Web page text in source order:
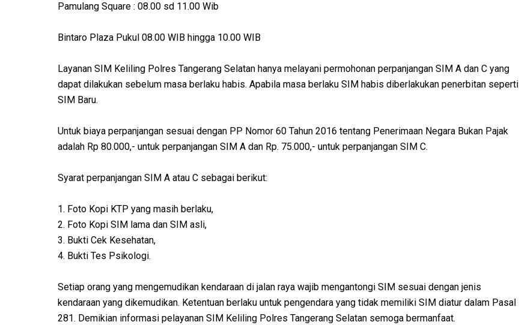
Pamulang Square : 08.00 sd 11.00 Wib
Bintaro Plaza Pukul 08.00 WIB hingga 10.00 WIB
Layanan SIM Keliling Polres Tangerang Selatan hanya melayani permohonan perpanjangan SIM A dan C yang
dapat dilakukan sebelum masa berlaku habis. Apabila masa berlaku SIM habis diberlakukan penerbitan seperti
SIM Baru.
Untuk biaya perpanjangan sesuai dengan PP Nomor 60 Tahun 2016 tentang Penerimaan Negara Bukan Pajak
adalah Rp 80.000,- untuk perpanjangan SIM A dan Rp. 75.000,- untuk perpanjangan SIM C.
Syarat perpanjangan SIM A atau C sebagai berikut:
1. Foto Kopi KTP yang masih berlaku,
2. Foto Kopi SIM lama dan SIM asli,
3. Bukti Cek Kesehatan,
4. Bukti Tes Psikologi.
Setiap orang yang mengemudikan kendaraan di jalan raya wajib mengantongi SIM sesuai dengan jenis
kendaraan yang dikemudikan. Ketentuan berlaku untuk pengendara yang tidak memiliki SIM diatur dalam Pasal
281. Demikian informasi pelayanan SIM Keliling Polres Tangerang Selatan semoga bermanfaat.